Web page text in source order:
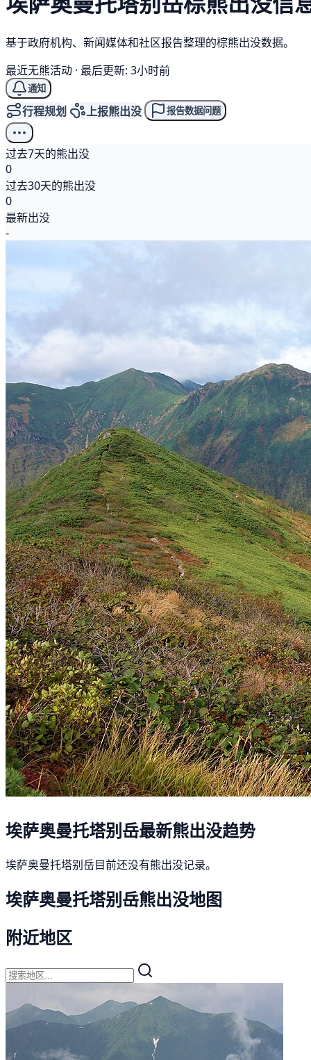
基于政府机构、新闻媒体和社区报告整理的棕熊出没数据。
最近无熊活动 · 最后更新: 3小时前
通知
行程规划 上报熊出没 报告数据问题
过去7天的熊出没
0
过去30天的熊出没
0
最新出没
-
埃萨奥曼托塔别岳最新熊出没趋势
埃萨奥曼托塔别岳目前还没有熊出没记录。
埃萨奥曼托塔别岳熊出没地图
附近地区